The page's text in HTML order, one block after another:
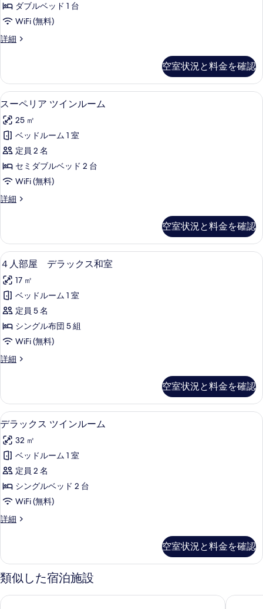
を
表
示
ム
す
て
の
写
真
を
表
示
す
る
ダブルベッド 1 台
WiFi (無料)
詳細
ダ
ー
ム
の
細
空室状況と料金を確認
ス
ー
ペ
リ
ア
ツ
ン
ー
ム
の
す
べ
て
の
写
真
示
す
る
スーペリア ツインルーム | 遮光カー
5
スーペリア ツインルーム
25 ㎡
ベッドルーム 1 室
定員 2 名
セミダブルベッド 2 台
WiFi (無料)
詳細
ス
ア
ツ
イ
ル
ー
ム
の
詳
細
空室状況と料金を確認
４
人
部
屋
デ
ラ
ク
和
室
の
す
べ
て
の
写
真
示
す
る
４人部屋 デラックス和室 | 遮光カー
5
４人部屋 デラックス和室
17 ㎡
ベッドルーム 1 室
定員 5 名
シングル布団 5 組
WiFi (無料)
詳細
４
デ
ラ
ッ
ス
和
室
の
詳
細
空室状況と料金を確認
デ
ラ
ッ
ク
ス
ツ
ン
ー
ム
の
す
デラックス ツインルーム | 遮光カー
8
デラックス ツインルーム
32 ㎡
ベッドルーム 1 室
定員 2 名
シングルベッド 2 台
WiFi (無料)
詳細
デ
ス
ツ
イ
ル
空室状況と料金を確認
類似した宿泊施設
ホテル法華クラブ福岡 グラン